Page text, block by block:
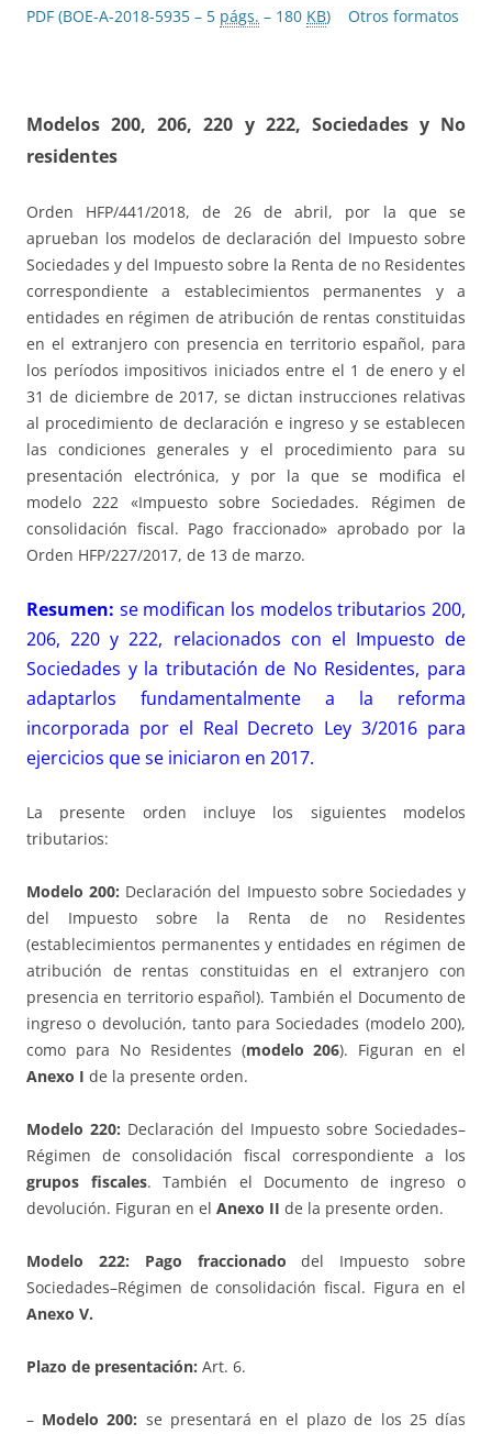
PDF (BOE-A-2018-5935 – 5 págs. – 180 KB) Otros formatos
Modelos 200, 206, 220 y 222, Sociedades y No
residentes
Orden HFP/441/2018, de 26 de abril, por la que se
aprueban los modelos de declaración del Impuesto sobre
Sociedades y del Impuesto sobre la Renta de no Residentes
correspondiente a establecimientos permanentes y a
entidades en régimen de atribución de rentas constituidas
en el extranjero con presencia en territorio español, para
los períodos impositivos iniciados entre el 1 de enero y el
31 de diciembre de 2017, se dictan instrucciones relativas
al procedimiento de declaración e ingreso y se establecen
las condiciones generales y el procedimiento para su
presentación electrónica, y por la que se modifica el
modelo 222 «Impuesto sobre Sociedades. Régimen de
consolidación fiscal. Pago fraccionado» aprobado por la
Orden HFP/227/2017, de 13 de marzo.
Resumen: se modifican los modelos tributarios 200,
206, 220 y 222, relacionados con el Impuesto de
Sociedades y la tributación de No Residentes, para
adaptarlos fundamentalmente a la reforma
incorporada por el Real Decreto Ley 3/2016 para
ejercicios que se iniciaron en 2017.
La presente orden incluye los siguientes modelos
tributarios:
Modelo 200: Declaración del Impuesto sobre Sociedades y
del Impuesto sobre la Renta de no Residentes
(establecimientos permanentes y entidades en régimen de
atribución de rentas constituidas en el extranjero con
presencia en territorio español). También el Documento de
ingreso o devolución, tanto para Sociedades (modelo 200),
como para No Residentes (modelo 206). Figuran en el
Anexo I de la presente orden.
Modelo 220: Declaración del Impuesto sobre Sociedades–
Régimen de consolidación fiscal correspondiente a los
grupos fiscales. También el Documento de ingreso o
devolución. Figuran en el Anexo II de la presente orden.
Modelo 222: Pago fraccionado del Impuesto sobre
Sociedades–Régimen de consolidación fiscal. Figura en el
Anexo V.
Plazo de presentación: Art. 6.
– Modelo 200: se presentará en el plazo de los 25 días